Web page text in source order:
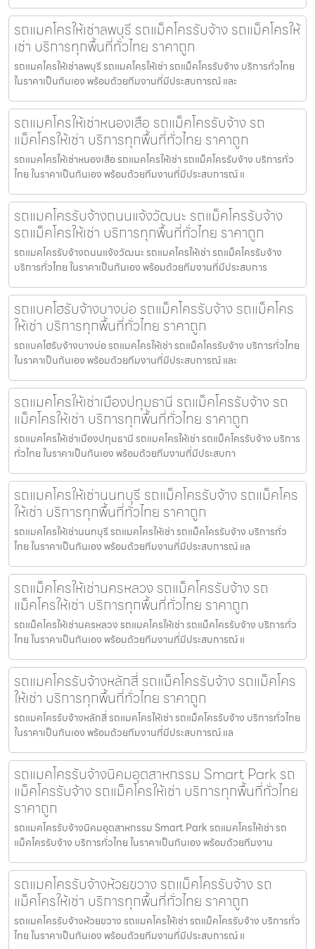
รถแมคโครให้เช่าลพบุรี รถแม็คโครรับจ้าง รถแม็คโครให้
เช่า บริการทุกพื้นที่ทั่วไทย ราคาถูก
รถแมคโครให้เช่าลพบุรี รถแมคโครให้เช่า รถแม็คโครรับจ้าง บริการทั่วไทย
ในราคาเป็นกันเอง พร้อมด้วยทีมงานที่มีประสบการณ์ และ
รถแมคโครให้เช่าหนองเสือ รถแม็คโครรับจ้าง รถ
แม็คโครให้เช่า บริการทุกพื้นที่ทั่วไทย ราคาถูก
รถแมคโครให้เช่าหนองเสือ รถแมคโครให้เช่า รถแม็คโครรับจ้าง บริการทั่ว
ไทย ในราคาเป็นกันเอง พร้อมด้วยทีมงานที่มีประสบการณ์ แ
รถแมคโครรับจ้างถนนแจ้งวัฒนะ รถแม็คโครรับจ้าง
รถแม็คโครให้เช่า บริการทุกพื้นที่ทั่วไทย ราคาถูก
รถแมคโครรับจ้างถนนแจ้งวัฒนะ รถแมคโครให้เช่า รถแม็คโครรับจ้าง
บริการทั่วไทย ในราคาเป็นกันเอง พร้อมด้วยทีมงานที่มีประสบการ
รถแบคโฮรับจ้างบางบ่อ รถแม็คโครรับจ้าง รถแม็คโคร
ให้เช่า บริการทุกพื้นที่ทั่วไทย ราคาถูก
รถแบคโฮรับจ้างบางบ่อ รถแมคโครให้เช่า รถแม็คโครรับจ้าง บริการทั่วไทย
ในราคาเป็นกันเอง พร้อมด้วยทีมงานที่มีประสบการณ์ และ
รถแมคโครให้เช่าเมืองปทุมธานี รถแม็คโครรับจ้าง รถ
แม็คโครให้เช่า บริการทุกพื้นที่ทั่วไทย ราคาถูก
รถแมคโครให้เช่าเมืองปทุมธานี รถแมคโครให้เช่า รถแม็คโครรับจ้าง บริการ
ทั่วไทย ในราคาเป็นกันเอง พร้อมด้วยทีมงานที่มีประสบกา
รถแมคโครให้เช่านนทบุรี รถแม็คโครรับจ้าง รถแม็คโคร
ให้เช่า บริการทุกพื้นที่ทั่วไทย ราคาถูก
รถแมคโครให้เช่านนทบุรี รถแมคโครให้เช่า รถแม็คโครรับจ้าง บริการทั่ว
ไทย ในราคาเป็นกันเอง พร้อมด้วยทีมงานที่มีประสบการณ์ แล
รถแม็คโครให้เช่านครหลวง รถแม็คโครรับจ้าง รถ
แม็คโครให้เช่า บริการทุกพื้นที่ทั่วไทย ราคาถูก
รถแม็คโครให้เช่านครหลวง รถแมคโครให้เช่า รถแม็คโครรับจ้าง บริการทั่ว
ไทย ในราคาเป็นกันเอง พร้อมด้วยทีมงานที่มีประสบการณ์ แ
รถแมคโครรับจ้างหลักสี่ รถแม็คโครรับจ้าง รถแม็คโคร
ให้เช่า บริการทุกพื้นที่ทั่วไทย ราคาถูก
รถแมคโครรับจ้างหลักสี่ รถแมคโครให้เช่า รถแม็คโครรับจ้าง บริการทั่วไทย
ในราคาเป็นกันเอง พร้อมด้วยทีมงานที่มีประสบการณ์ แล
รถแมคโครรับจ้างนิคมอุตสาหกรรม Smart Park รถ
แม็คโครรับจ้าง รถแม็คโครให้เช่า บริการทุกพื้นที่ทั่วไทย
ราคาถูก
รถแมคโครรับจ้างนิคมอุตสาหกรรม Smart Park รถแมคโครให้เช่า รถ
แม็คโครรับจ้าง บริการทั่วไทย ในราคาเป็นกันเอง พร้อมด้วยทีมงาน
รถแมคโครรับจ้างห้วยขวาง รถแม็คโครรับจ้าง รถ
แม็คโครให้เช่า บริการทุกพื้นที่ทั่วไทย ราคาถูก
รถแมคโครรับจ้างห้วยขวาง รถแมคโครให้เช่า รถแม็คโครรับจ้าง บริการทั่ว
ไทย ในราคาเป็นกันเอง พร้อมด้วยทีมงานที่มีประสบการณ์ แ